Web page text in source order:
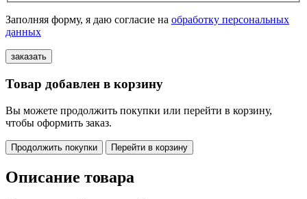
Заполняя форму, я даю согласие на обработку персональных
данных
Товар добавлен в корзину
Вы можете продолжить покупки или перейти в корзину,
чтобы оформить заказ.
Продолжить покупки Перейти в корзину
Описание товара